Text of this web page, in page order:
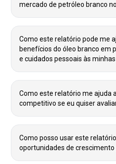
mercado de petróleo branco
Como este relatório pode me
benefícios do óleo branco em
e cuidados pessoais às
Como este relatório me ajuda
competitivo se eu quiser
Como posso usar este
oportunidades de crescimento